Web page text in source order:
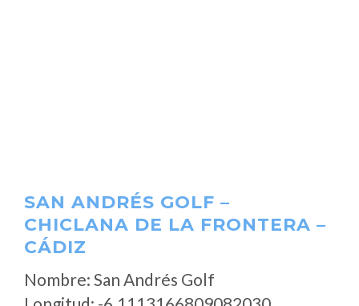
SAN ANDRÉS GOLF –
CHICLANA DE LA FRONTERA –
CÁDIZ
Nombre: San Andrés Golf